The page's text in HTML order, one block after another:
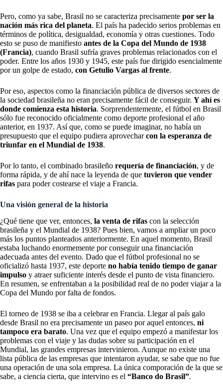
Pero, como ya sabe, Brasil no se caracteriza precisamente por ser la
nación más rica del planeta. El país ha padecido serios problemas en
términos de política, desigualdad, economía y otras cuestiones. Todo
esto se puso de manifiesto antes de la Copa del Mundo de 1938
(Francia), cuando Brasil sufría graves problemas relacionados con el
poder. Entre los años 1930 y 1945, este país fue dirigido esencialmente
por un golpe de estado, con Getulio Vargas al frente.
Por eso, aspectos como la financiación pública de diversos sectores de
la sociedad brasileña no eran precisamente fácil de conseguir. Y ahí es
donde comienza esta historia. Sorprendentemente, el fútbol en Brasil
sólo fue reconocido oficialmente como deporte profesional el año
anterior, en 1937. Así que, como se puede imaginar, no había un
presupuesto que el equipo pudiera aprovecharcon la esperanza de
triunfar en el Mundial de 1938.
Por lo tanto, el combinado brasileño requería de financiación, y de
forma rápida, y de ahí nace la leyenda de que tuvieron que vender
rifas para poder costearse el viaje a Francia.
Una visión general de la historia
¿Qué tiene que ver, entonces, la venta de rifas con la selección
brasileña y el Mundial de 1938? Pues bien, vamos a ampliar un poco
más los puntos planteados anteriormente. En aquel momento, Brasil
estaba luchando enormemente por conseguir una financiación
adecuada antes del evento. Dado que el fútbol profesional no se
oficializó hasta 1937, este deporte no había tenido tiempo de ganar
impulso y atraer suficiente interés desde el punto de vista financiero.
En resumen, se enfrentaban a la posibilidad real de no poder viajar a la
Copa del Mundo por falta de fondos.
El torneo de 1938 se iba a celebrar en Francia. Llegar al país galo
desde Brasil no era precisamente un paseo por aquel entonces, ni
tampoco era barato. Una vez que el equipo empezó a manifestar los
problemas con el viaje y las dudas sobre su participación en el
Mundial, las grandes empresas intervinieron. Aunque no existe una
lista pública de las empresas que intentaron ayudar, se sabe que no fue
una operación de una sola empresa. La única comporación de la que se
sabe, a ciencia cierta, que intervino es el “Banco do Brasil”.